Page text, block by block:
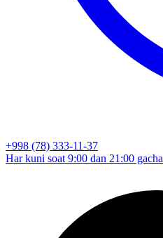
+998 (78) 333-11-37
Har kuni soat 9:00 dan 21:00 gacha